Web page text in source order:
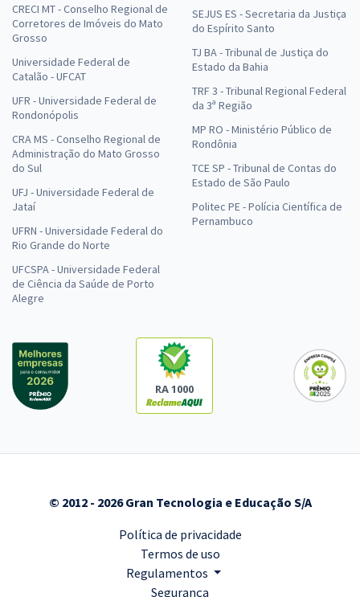
CRECI MT - Conselho Regional de
Corretores de Imóveis do Mato
Grosso
Universidade Federal de
Catalão - UFCAT
UFR - Universidade Federal de
Rondonópolis
CRA MS - Conselho Regional de
Administração do Mato Grosso
do Sul
UFJ - Universidade Federal de
Jataí
UFRN - Universidade Federal do
Rio Grande do Norte
UFCSPA - Universidade Federal
de Ciência da Saúde de Porto
Alegre
SEJUS ES - Secretaria da Justiça
do Espírito Santo
TJ BA - Tribunal de Justiça do
Estado da Bahia
TRF 3 - Tribunal Regional Federal
da 3ª Região
MP RO - Ministério Público de
Rondônia
TCE SP - Tribunal de Contas do
Estado de São Paulo
Politec PE - Polícia Científica de
Pernambuco
RA 1000
© 2012 - 2026 Gran Tecnologia e Educação S/A
Política de privacidade
Termos de uso
Regulamentos
Segurança